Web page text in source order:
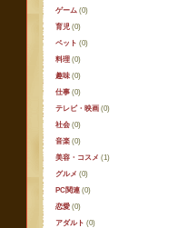
ゲーム (0)
育児 (0)
ペット (0)
料理 (0)
趣味 (0)
仕事 (0)
テレビ・映画 (0)
社会 (0)
音楽 (0)
美容・コスメ (1)
グルメ (0)
PC関連 (0)
恋愛 (0)
アダルト (0)